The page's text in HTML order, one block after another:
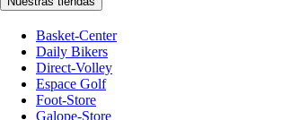
Basket-Center
Daily Bikers
Direct-Volley
Espace Golf
Foot-Store
Galope-Store